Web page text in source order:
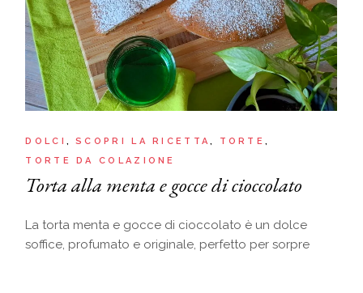
DOLCI SCOPRI LA RICETTA
TORTE
TORTE DA COLAZIONE
Torta alla menta e gocce di cioccolato
La torta menta e gocce di cioccolato è un dolce
soffice, profumato e originale, perfetto per sorpre